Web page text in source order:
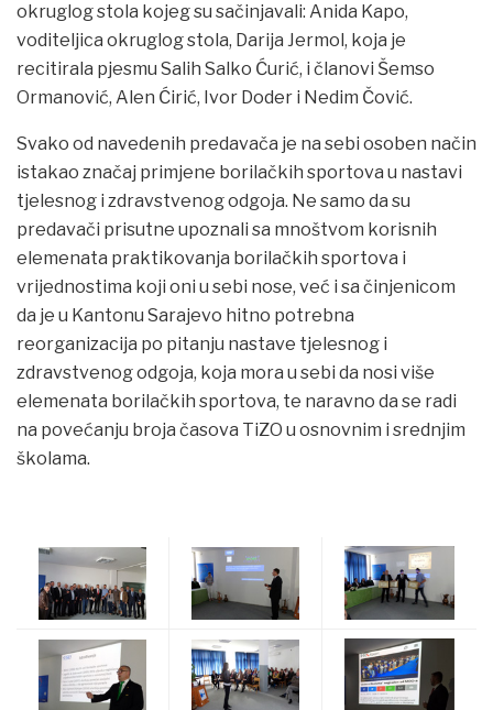
okruglog stola kojeg su sačinjavali: Anida Kapo,
voditeljica okruglog stola, Darija Jermol, koja je
recitirala pjesmu Salih Salko Ćurić, i članovi Šemso
Ormanović, Alen Ćirić, Ivor Doder i Nedim Čović.
Svako od navedenih predavača je na sebi osoben način
istakao značaj primjene borilačkih sportova u nastavi
tjelesnog i zdravstvenog odgoja. Ne samo da su
predavači prisutne upoznali sa mnoštvom korisnih
elemenata praktikovanja borilačkih sportova i
vrijednostima koji oni u sebi nose, već i sa činjenicom
da je u Kantonu Sarajevo hitno potrebna
reorganizacija po pitanju nastave tjelesnog i
zdravstvenog odgoja, koja mora u sebi da nosi više
elemenata borilačkih sportova, te naravno da se radi
na povećanju broja časova TiZO u osnovnim i srednjim
školama.